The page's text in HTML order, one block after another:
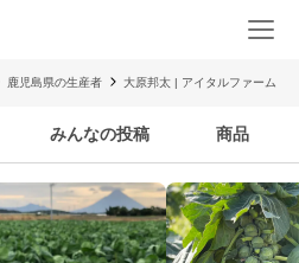
鹿児島県の生産者 大原邦太 | アイタルファーム
みんなの投稿 商品